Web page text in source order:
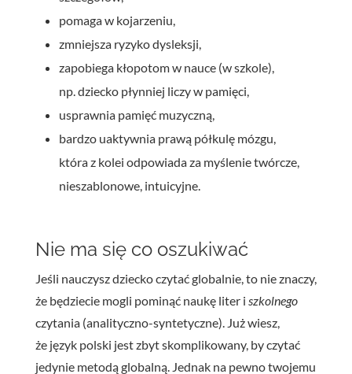
pomaga w kojarzeniu,
zmniejsza ryzyko dysleksji,
zapobiega kłopotom w nauce (w szkole),
np. dziecko płynniej liczy w pamięci,
usprawnia pamięć muzyczną,
bardzo uaktywnia prawą półkulę mózgu,
która z kolei odpowiada za myślenie twórcze,
nieszablonowe, intuicyjne.
Nie ma się co oszukiwać
Jeśli nauczysz dziecko czytać globalnie, to nie znaczy,
że będziecie mogli pominąć naukę liter i szkolnego
czytania (analityczno-syntetyczne). Już wiesz,
że język polski jest zbyt skomplikowany, by czytać
jedynie metodą globalną. Jednak na pewno twojemu